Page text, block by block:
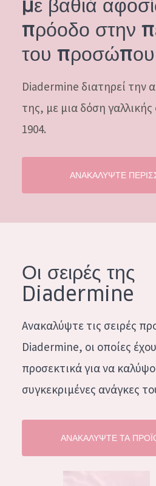
ΗΛΙΚΙΑ: 35 ΕΩΣ 55
ΩΡΙΜΟ ΔΕΡΜΑ
πρόοδο στην
του
Diadermine διατηρεί την
της, με μια δόση
1904.
ΑΝΑΚΑΛΥΨΤΕ
Οι σειρές της
Diadermine
Ανακαλύψτε τις σειρές
Diadermine, οι οποίες
προσεκτικά για να
συγκεκριμένες ανάγκες
ΑΝΑΚΑΛΥΨΤΕ ΤΑ